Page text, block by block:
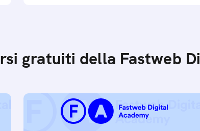
gratuiti della Fastweb